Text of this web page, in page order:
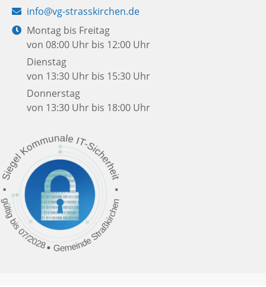
E-
Mail:
info@vg-strasskirchen.de
Öffnungszeiten:
Montag bis Freitag
von 08:00 Uhr bis 12:00 Uhr
Dienstag
von 13:30 Uhr bis 15:30 Uhr
Donnerstag
von 13:30 Uhr bis 18:00 Uhr